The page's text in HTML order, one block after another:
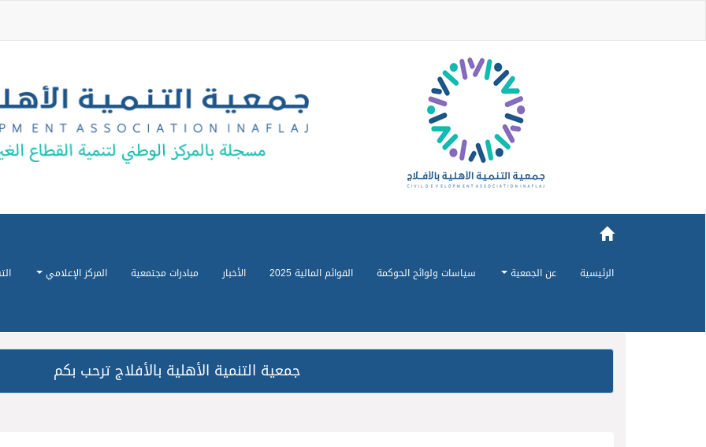
الرئيسية عن الجمعية سياسات ولوائح الحوكمة القوائم المالية 2025 الأخبار مبادرات مجتمعية المركز الإعلامي
جمعية التنمية الأهلية بالأفلاج ترحب بكم